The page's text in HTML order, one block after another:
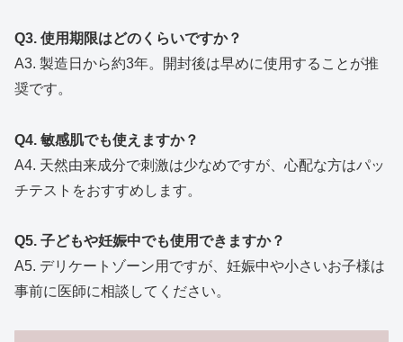
Q3. 使用期限はどのくらいですか？
A3. 製造日から約3年。開封後は早めに使用することが推
奨です。
Q4. 敏感肌でも使えますか？
A4. 天然由来成分で刺激は少なめですが、心配な方はパッ
チテストをおすすめします。
Q5. 子どもや妊娠中でも使用できますか？
A5. デリケートゾーン用ですが、妊娠中や小さいお子様は
事前に医師に相談してください。